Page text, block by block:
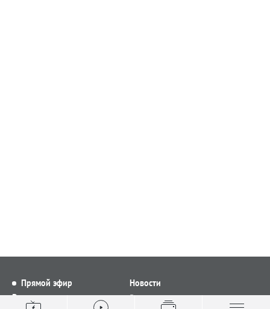
Прямой эфир
Видео
Новости
Все новости